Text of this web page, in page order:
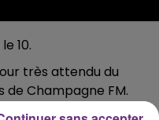
10.
très attendu du
Champagne FM.